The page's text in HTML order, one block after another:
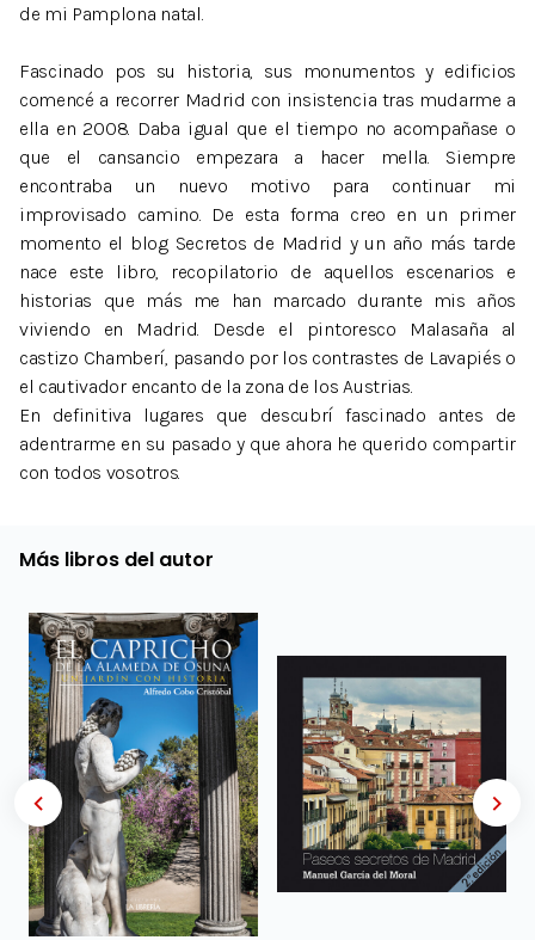
de mi Pamplona natal.
Fascinado pos su historia, sus monumentos y edificios
comencé a recorrer Madrid con insistencia tras mudarme a
ella en 2008. Daba igual que el tiempo no acompañase o
que el cansancio empezara a hacer mella. Siempre
encontraba un nuevo motivo para continuar mi
improvisado camino. De esta forma creo en un primer
momento el blog Secretos de Madrid y un año más tarde
nace este libro, recopilatorio de aquellos escenarios e
historias que más me han marcado durante mis años
viviendo en Madrid. Desde el pintoresco Malasaña al
castizo Chamberí, pasando por los contrastes de Lavapiés o
el cautivador encanto de la zona de los Austrias.
En definitiva lugares que descubrí fascinado antes de
adentrarme en su pasado y que ahora he querido compartir
con todos vosotros.
Más libros del autor